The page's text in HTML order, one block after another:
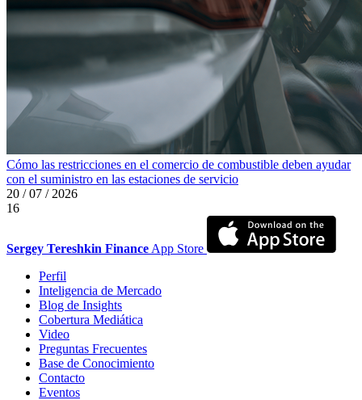
Cómo las restricciones en el comercio de combustible deben ayudar
con el suministro en las estaciones de servicio
20 / 07 / 2026
16
Sergey Tereshkin Finance App Store
Perfil
Inteligencia de Mercado
Blog de Insights
Cobertura Mediática
Video
Preguntas Frecuentes
Base de Conocimiento
Contacto
Eventos